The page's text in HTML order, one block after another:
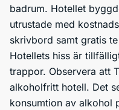
badrum. Hotellet
utrustade med
skrivbord samt gratis
Hotellets hiss är
trappor. Observera att
alkoholfritt hotell. Det
konsumtion av alkohol